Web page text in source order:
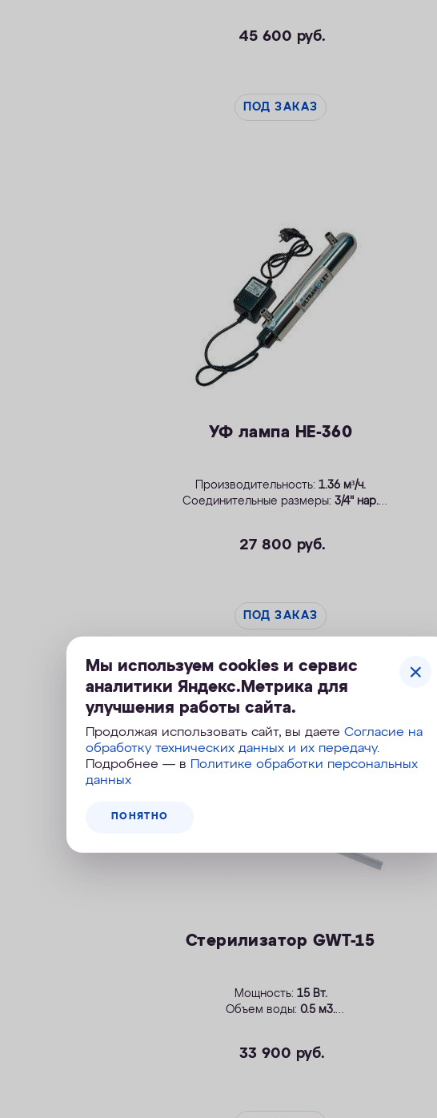
45 600 руб.
ПОД ЗАКАЗ
УФ лампа НЕ-360
Производительность:1.36 м³/ч.
Соединительные размеры:3/4" нар.
27 800 руб.
ПОД ЗАКАЗ
Стерилизатор GWT-15
Мощность: 15 Вт.
Объем воды:0.5 м3.
33 900 руб.
Мы используем cookies и сервис
аналитики Яндекс.Метрика для
улучшения работы сайта.
Продолжая использовать сайт, вы даете Согласие на
обработку технических данных и их передачу.
Подробнее — в Политике обработки персональных
данных
ПОНЯТНО